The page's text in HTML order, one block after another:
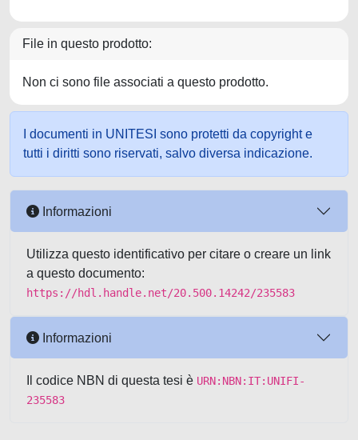
File in questo prodotto:
Non ci sono file associati a questo prodotto.
I documenti in UNITESI sono protetti da copyright e
tutti i diritti sono riservati, salvo diversa indicazione.
Informazioni
Utilizza questo identificativo per citare o creare un link
a questo documento:
https://hdl.handle.net/20.500.14242/235583
Informazioni
Il codice NBN di questa tesi è URN:NBN:IT:UNIFI-
235583